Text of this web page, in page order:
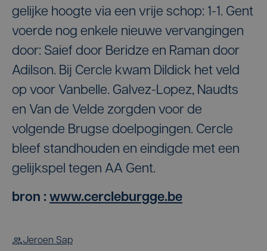
gelijke hoogte via een vrije schop: 1-1. Gent
voerde nog enkele nieuwe vervangingen
door: Saief door Beridze en Raman door
Adilson. Bij Cercle kwam Dildick het veld
op voor Vanbelle. Galvez-Lopez, Naudts
en Van de Velde zorgden voor de
volgende Brugse doelpogingen. Cercle
bleef standhouden en eindigde met een
gelijkspel tegen AA Gent.
bron : www.cercleburgge.be
Jeroen Sap